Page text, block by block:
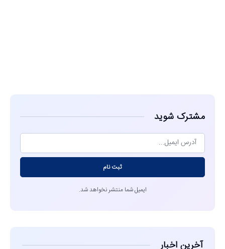
مشترک شوید
ثبت نام
ایمیل شما منتشر نخواهد شد.
آخرین اخبار